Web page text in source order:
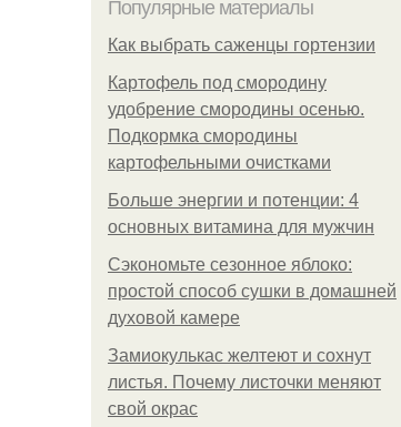
Популярные материалы
Как выбрать саженцы гортензии
Картофель под смородину
удобрение смородины осенью.
Подкормка смородины
картофельными очистками
Больше энергии и потенции: 4
основных витамина для мужчин
Сэкономьте сезонное яблоко:
простой способ сушки в домашней
духовой камере
Замиокулькас желтеют и сохнут
листья. Почему листочки меняют
свой окрас